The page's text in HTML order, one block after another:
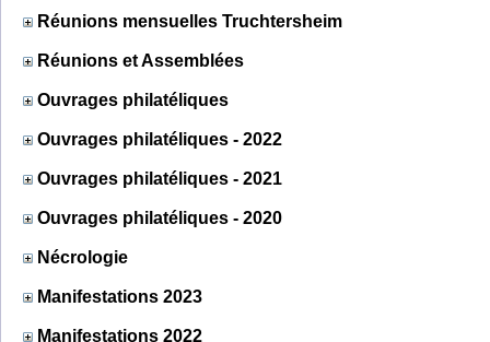
Réunions mensuelles Truchtersheim
Réunions et Assemblées
Ouvrages philatéliques
Ouvrages philatéliques - 2022
Ouvrages philatéliques - 2021
Ouvrages philatéliques - 2020
Nécrologie
Manifestations 2023
Manifestations 2022